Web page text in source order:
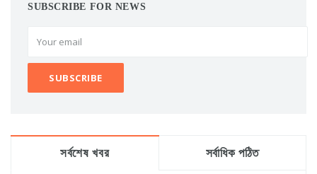
SUBSCRIBE FOR NEWS
সর্বশেষ খবর সর্বাধিক পঠিত